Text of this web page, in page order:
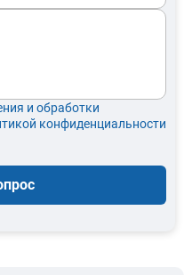
и обработки
конфиденциальности